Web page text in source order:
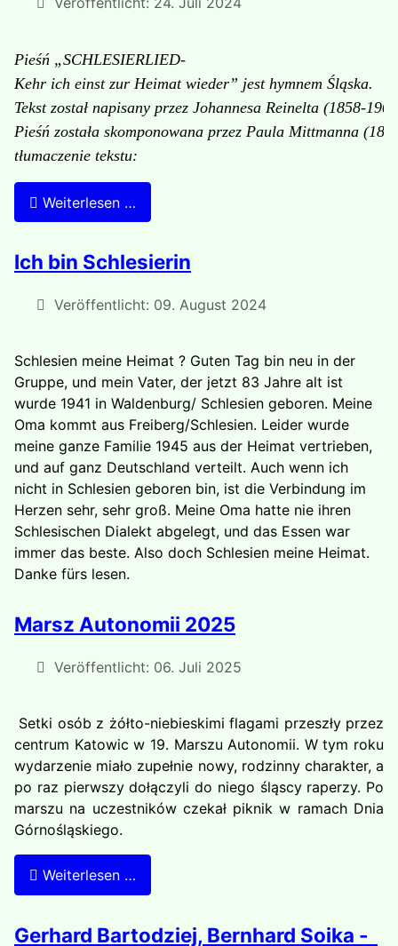
Pieśń „SCHLESIERLIED-
Kehr ich einst zur Heimat wieder” jest hymnem Śląska.
Tekst został napisany przez Johannesa Reinelta (1858-
Pieśń została skomponowana przez Paula Mittmanna
tłumaczenie tekstu:
Weiterlesen …
Ich bin Schlesierin
Veröffentlicht: 09. August 2024
Schlesien meine Heimat ? Guten Tag bin neu in der
Gruppe, und mein Vater, der jetzt 83 Jahre alt ist
wurde 1941 in Waldenburg/ Schlesien geboren. Meine
Oma kommt aus Freiberg/Schlesien. Leider wurde
meine ganze Familie 1945 aus der Heimat vertrieben,
und auf ganz Deutschland verteilt. Auch wenn ich
nicht in Schlesien geboren bin, ist die Verbindung im
Herzen sehr, sehr groß. Meine Oma hatte nie ihren
Schlesischen Dialekt abgelegt, und das Essen war
immer das beste. Also doch Schlesien meine Heimat.
Danke fürs lesen.
Marsz Autonomii 2025
Veröffentlicht: 06. Juli 2025
Setki osób z żółto-niebieskimi flagami przeszły przez
centrum Katowic w 19. Marszu Autonomii. W tym roku
wydarzenie miało zupełnie nowy, rodzinny charakter, a
po raz pierwszy dołączyli do niego śląscy raperzy. Po
marszu na uczestników czekał piknik w ramach Dnia
Górnośląskiego.
Weiterlesen …
Gerhard Bartodziej, Bernhard Soika -